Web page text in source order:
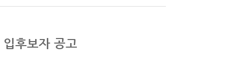
후보자 공고